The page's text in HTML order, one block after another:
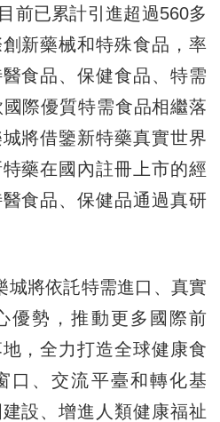
前已累計引進超過560多
新藥械和特殊食品，率
食品、保健食品、特需
際優質特需食品相繼落
將借鑒新特藥真實世界
藥在國內註冊上市的經
食品、保健品通過真研
將依託特需進口、真實
優勢，推動更多國際前
，全力打造全球健康食
口、交流平臺和轉化基
設、增進人類健康福祉